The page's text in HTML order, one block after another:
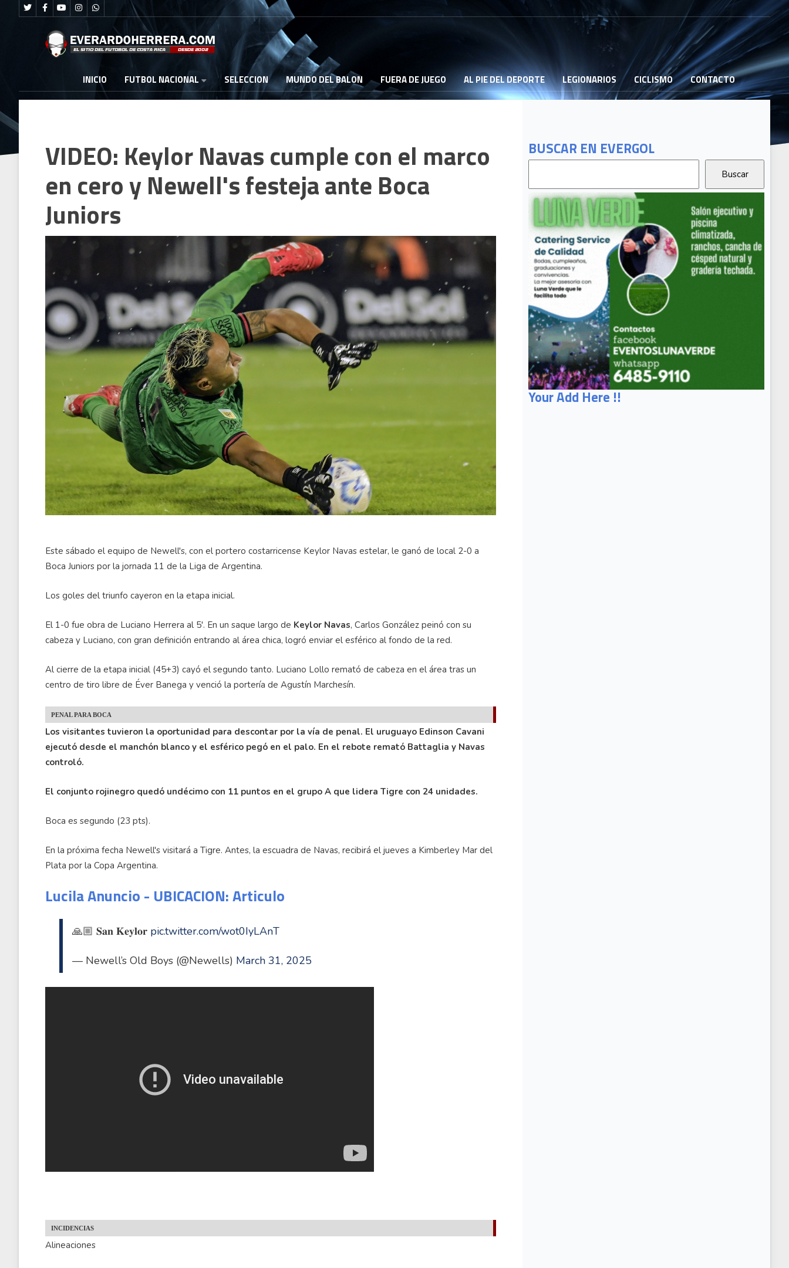
INICIO FUTBOL NACIONAL SELECCION MUNDO DEL BALON FUERA DE JUEGO AL PIE DEL DEPORTE LEGIONARIOS CICLISMO CONTACTO
BUSCAR EN EVERGOL
Your Add Here !!
VIDEO: Keylor Navas cumple con el marco
en cero y Newell's festeja ante Boca
Juniors
Este sábado el equipo de Newell's, con el portero costarricense Keylor Navas estelar, le ganó de local 2-0 a
Boca Juniors por la jornada 11 de la Liga de Argentina.
Los goles del triunfo cayeron en la etapa inicial.
El 1-0 fue obra de Luciano Herrera al 5'. En un saque largo de Keylor Navas, Carlos González peinó con su
cabeza y Luciano, con gran definición entrando al área chica, logró enviar el esférico al fondo de la red.
Al cierre de la etapa inicial (45+3) cayó el segundo tanto. Luciano Lollo remató de cabeza en el área tras un
centro de tiro libre de Éver Banega y venció la portería de Agustín Marchesín.
PENAL PARA BOCA
Los visitantes tuvieron la oportunidad para descontar por la vía de penal. El uruguayo Edinson Cavani
ejecutó desde el manchón blanco y el esférico pegó en el palo. En el rebote remató Battaglia y Navas
controló.
El conjunto rojinegro quedó undécimo con 11 puntos en el grupo A que lidera Tigre con 24 unidades.
Boca es segundo (23 pts).
En la próxima fecha Newell's visitará a Tigre. Antes, la escuadra de Navas, recibirá el jueves a Kimberley Mar del
Plata por la Copa Argentina.
Lucila Anuncio - UBICACION: Articulo
🙏🏼 𝐒𝐚𝐧 𝐊𝐞𝐲𝐥𝐨𝐫 pic.twitter.com/wot0IyLAnT
— Newell’s Old Boys (@Newells) March 31, 2025
INCIDENCIAS
Alineaciones